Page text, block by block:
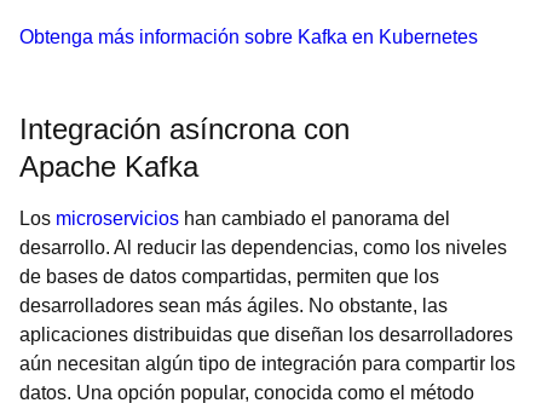
Obtenga más información sobre Kafka en Kubernetes
Integración asíncrona con
Apache Kafka
Los microservicios han cambiado el panorama del
desarrollo. Al reducir las dependencias, como los niveles
de bases de datos compartidas, permiten que los
desarrolladores sean más ágiles. No obstante, las
aplicaciones distribuidas que diseñan los desarrolladores
aún necesitan algún tipo de integración para compartir los
datos. Una opción popular, conocida como el método